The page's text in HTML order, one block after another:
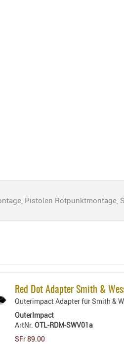
Pistolen Rotpunktmontage,
Red Dot Adapter Smith &
Outerimpact Adapter für Smith &
OuterImpact
ArtNr.OTL-RDM-SWV01a
SFr 89.00